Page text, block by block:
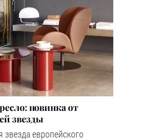
новинка от
звезды
звезда европейского